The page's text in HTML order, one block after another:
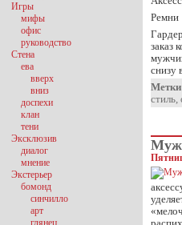
Ремни
заказ
снизу
стиль,
Игры
мифы
офис
руководство
Стена
ева
вверх
вниз
доспехи
клан
тени
Эксклюзив
диалог
мнение
Экстерьер
бомонд
синчилло
арт
глянец